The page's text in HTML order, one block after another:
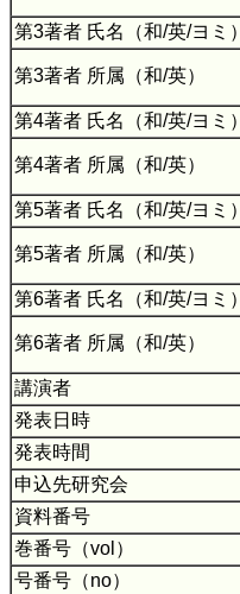
第3著者 氏名（和/英/ヨミ）
第3著者 所属（和/英）
第4著者 氏名（和/英/ヨミ）
第4著者 所属（和/英）
第5著者 氏名（和/英/ヨミ）
第5著者 所属（和/英）
第6著者 氏名（和/英/ヨミ）
第6著者 所属（和/英）
講演者
発表日時
発表時間
申込先研究会
資料番号
巻番号（vol）
号番号（no）